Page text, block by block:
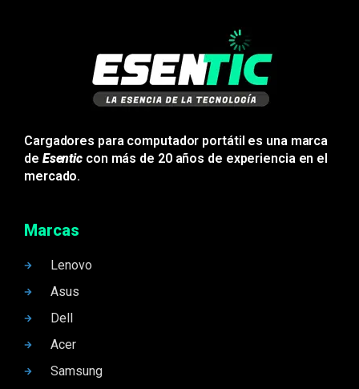
Cargadores para computador portátil es una marca
de Esentic con más de 20 años de experiencia en el
mercado.
Marcas
Lenovo
Asus
Dell
Acer
Samsung